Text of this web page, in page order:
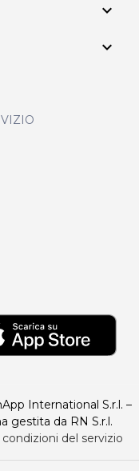
expand_more
expand_more
International S.r.l. –
gestita da RN S.r.l.
del servizio